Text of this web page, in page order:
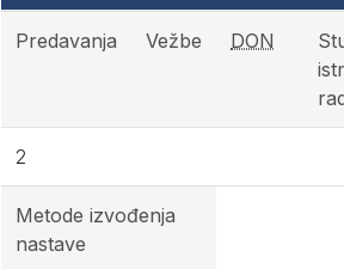
Predavanja Vežbe DON
2
Metode izvođenja
nastave